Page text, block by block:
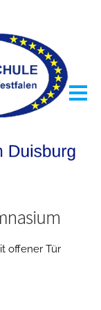
offener Tür